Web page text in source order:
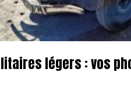
légers : vos